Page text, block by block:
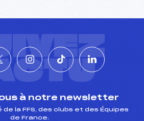
à notre newsletter
la FFS, des clubs et des Équipes
de France.